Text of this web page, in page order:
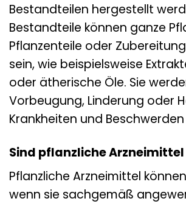
Bestandteilen hergestellt
Bestandteile können ganze
Pflanzenteile oder
sein, wie beispielsweise
oder ätherische Öle. Sie
Vorbeugung, Linderung oder
Krankheiten und
Sind pflanzliche Arzneimittel
Pflanzliche Arzneimittel
wenn sie sachgemäß